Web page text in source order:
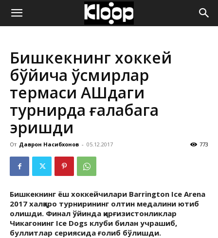
ҚИРҒИЗИСТОН
ЯНГИЛИКЛАРИ
Бишкекнинг хоккей
бўйича ўсмирлар
термаси АҚШдаги
турнирда ғалабага
эришди
От Даврон Насибхонов - 05.12.2017 773
Бишкекнинг ёш хоккейчилари Barrington Ice Arena
2017 халқаро турнирининг олтин медалини ютиб
олишди. Финал ўйинда қирғизистонликлар
Чикагонинг Ice Dogs клуби билан учрашиб,
буллитлар сериясида ғолиб бўлишди.